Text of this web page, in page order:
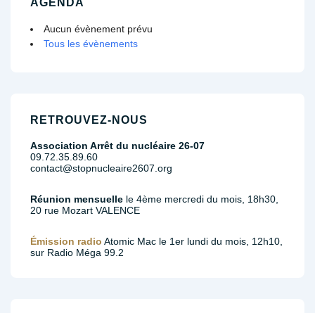
AGENDA
Aucun évènement prévu
Tous les évènements
RETROUVEZ-NOUS
Association Arrêt du nucléaire 26-07
09.72.35.89.60
contact@stopnucleaire2607.org
Réunion mensuelle le 4ème mercredi du mois, 18h30,
20 rue Mozart VALENCE
Émission radio Atomic Mac le 1er lundi du mois, 12h10,
sur Radio Méga 99.2